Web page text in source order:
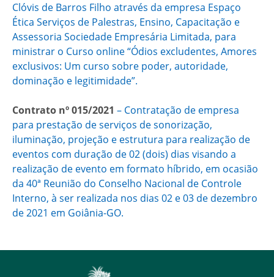
Clóvis de Barros Filho através da empresa Espaço
Ética Serviços de Palestras, Ensino, Capacitação e
Assessoria Sociedade Empresária Limitada, para
ministrar o Curso online “Ódios excludentes, Amores
exclusivos: Um curso sobre poder, autoridade,
dominação e legitimidade”.
Contrato nº 015/2021 – Contratação de empresa
para prestação de serviços de sonorização,
iluminação, projeção e estrutura para realização de
eventos com duração de 02 (dois) dias visando a
realização de evento em formato híbrido, em ocasião
da 40ª Reunião do Conselho Nacional de Controle
Interno, à ser realizada nos dias 02 e 03 de dezembro
de 2021 em Goiânia-GO.